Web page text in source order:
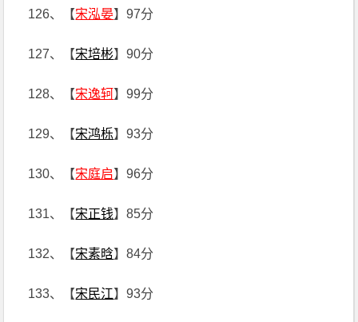
126、【宋泓晏】97分
127、【宋培彬】90分
128、【宋逸轲】99分
129、【宋鸿栎】93分
130、【宋庭启】96分
131、【宋正钱】85分
132、【宋素晗】84分
133、【宋民江】93分